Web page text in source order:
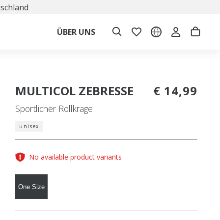
ÜBER UNS
MULTICOL ZEBRESSE
Sportlicher Rollkrage
€ 14,99
unisex
No available product variants
One Size